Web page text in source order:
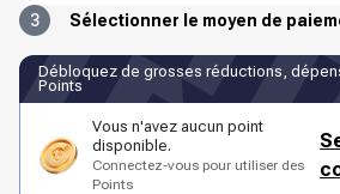
3 Sélectionner le moyen de
Débloquez de grosses réductions,
Points
Vous n'avez aucun point
disponible.
Connectez-vous pour utiliser des
Points